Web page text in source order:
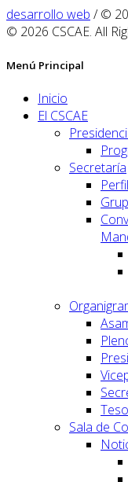
desarrollo web / ©
© 2026 CSCAE. All
Menú Principal
Inicio
El CSCAE
Secretaría
Sala de